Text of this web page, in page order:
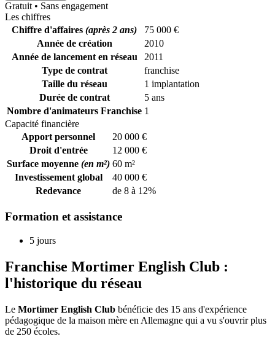
Gratuit • Sans engagement
Les chiffres
Chiffre d'affaires (après 2 ans)
75 000 €
Année de création
2010
Année de lancement en réseau
2011
Type de contrat
franchise
Taille du réseau
1 implantation
Durée de contrat
5 ans
Nombre d'animateurs Franchise 1
Capacité financière
Apport personnel
20 000 €
Droit d'entrée
12 000 €
Surface moyenne (en m²) 60 m²
Investissement global
40 000 €
Redevance
de 8 à 12%
Formation et assistance
5 jours
Franchise Mortimer English Club :
l'historique du réseau
Le Mortimer English Club bénéficie des 15 ans d'expérience
pédagogique de la maison mère en Allemagne qui a vu s'ouvrir plus
de 250 écoles.